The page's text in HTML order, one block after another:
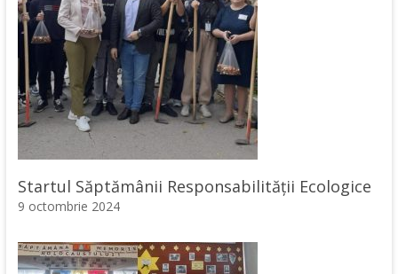
Startul Săptămânii Responsabilității Ecologice
9 octombrie 2024